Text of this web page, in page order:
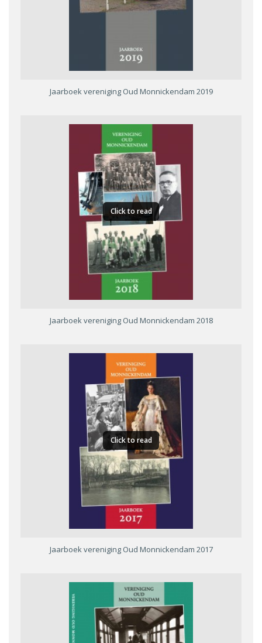
Jaarboek vereniging Oud Monnickendam 2019
Click to read
Jaarboek vereniging Oud Monnickendam 2018
Click to read
Jaarboek vereniging Oud Monnickendam 2017